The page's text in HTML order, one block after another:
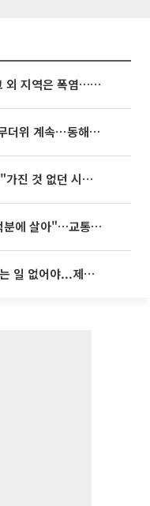
동해안은 시간당 80㎜ 폭우, 그 외 지역은 폭염…‘극과 극 날씨’
[내일 날씨] 폭염 한풀 꺾여도 무더위 계속⋯동해안 이틀 연속 비
임영웅, 어느덧 데뷔 10주년⋯"가진 것 없던 시절, 내 앞엔 20명의 팬뿐"
'굿 윌 헌팅' 배우 "기아 EV2 덕분에 살아"…교통사고 후 안전성 극찬
李대통령 “청년이 결혼 망설이는 일 없어야...제도상 불이익 조사”